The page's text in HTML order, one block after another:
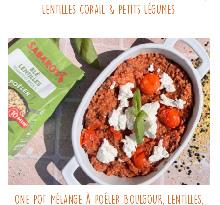
Lentilles corail & Petits légumes
One pot mélange à poêler boulgour, lentilles,